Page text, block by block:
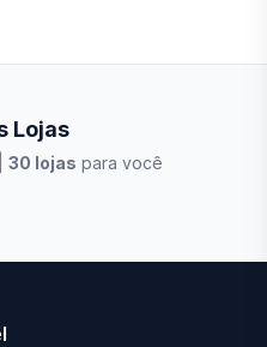
Lojas
30 lojas para você